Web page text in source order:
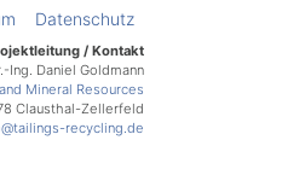
Datenschutz
/ Kontakt
Ing. Daniel Goldmann
Mineral Resources
Clausthal-Zellerfeld
recycling.de